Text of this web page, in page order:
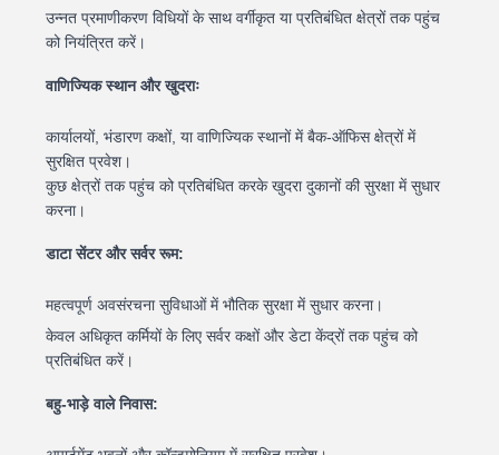
उन्नत प्रमाणीकरण विधियों के साथ वर्गीकृत या प्रतिबंधित क्षेत्रों तक पहुंच
को नियंत्रित करें।
वाणिज्यिक स्थान और खुदराः
कार्यालयों, भंडारण कक्षों, या वाणिज्यिक स्थानों में बैक-ऑफिस क्षेत्रों में
सुरक्षित प्रवेश।
कुछ क्षेत्रों तक पहुंच को प्रतिबंधित करके खुदरा दुकानों की सुरक्षा में सुधार
करना।
डाटा सेंटर और सर्वर रूम:
महत्वपूर्ण अवसंरचना सुविधाओं में भौतिक सुरक्षा में सुधार करना।
केवल अधिकृत कर्मियों के लिए सर्वर कक्षों और डेटा केंद्रों तक पहुंच को
प्रतिबंधित करें।
बहु-भाड़े वाले निवास: